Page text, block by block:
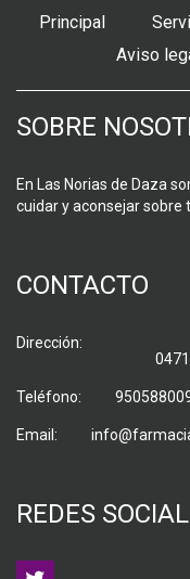
Principal
Aviso
SOBRE
En Las Norias de Daza
cuidar y aconsejar sobre
CONTACTO
Dirección:
Teléfono:
Email:
REDES